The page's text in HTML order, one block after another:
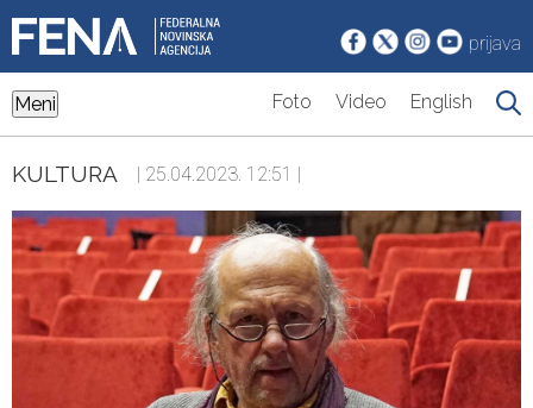
prijava
Meni Foto Video English
KULTURA | 25.04.2023. 12:51 |